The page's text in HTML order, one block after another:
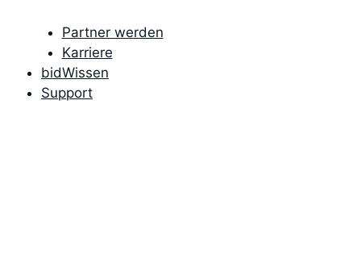
Partner werden
Karriere
bidWissen
Support